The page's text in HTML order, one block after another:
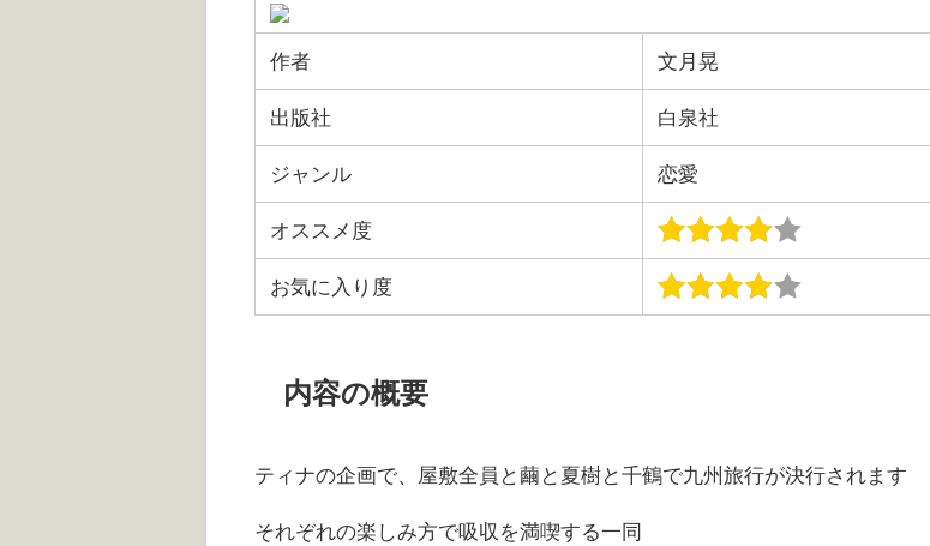
作者 文月晃
出版社 白泉社
ジャンル 恋愛
オススメ度
お気に入り度
内容の概要
ティナの企画で、屋敷全員と繭と夏樹と千鶴で九州旅行が決行されます
それぞれの楽しみ方で吸収を満喫する一同